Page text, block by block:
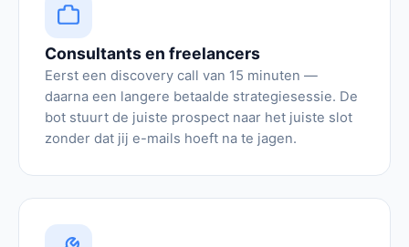
Consultants en freelancers
Eerst een discovery call van 15 minuten —
daarna een langere betaalde strategiesessie. De
bot stuurt de juiste prospect naar het juiste slot
zonder dat jij e-mails hoeft na te jagen.